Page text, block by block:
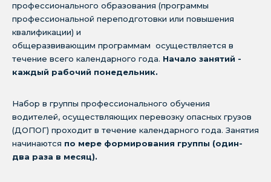
профессионального образования (программы
профессиональной переподготовки или повышения
квалификации) и
общеразвивающим программам осуществляется в
течение всего календарного года. Начало занятий -
каждый рабочий понедельник.
Набор в группы профессионального обучения
водителей, осуществляющих перевозку опасных грузов
(ДОПОГ) проходит в течение календарного года. Занятия
начинаются по мере формирования группы (один-
два раза в месяц).